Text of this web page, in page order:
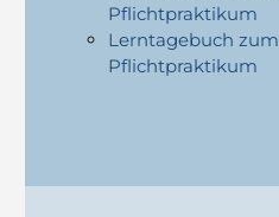
Pflichtpraktikum
Lerntagebuch zum
Pflichtpraktikum